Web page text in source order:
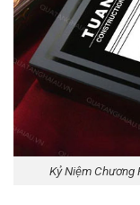
Kỷ Niệm Chương